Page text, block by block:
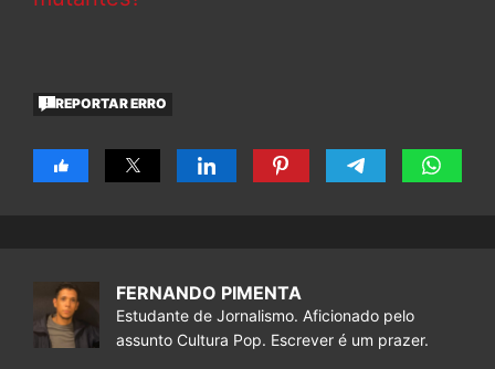
REPORTAR ERRO
FERNANDO PIMENTA
Estudante de Jornalismo. Aficionado pelo
assunto Cultura Pop. Escrever é um prazer.